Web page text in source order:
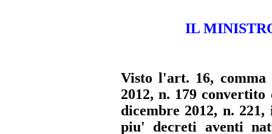
IL
Visto l'art. 16, comma
2012, n. 179
dicembre 2012, n.
piu' decreti aventi